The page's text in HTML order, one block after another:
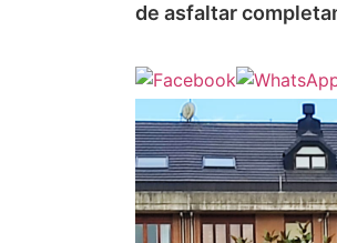
de asfaltar